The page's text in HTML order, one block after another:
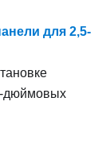
для 2,5-
дюймовых